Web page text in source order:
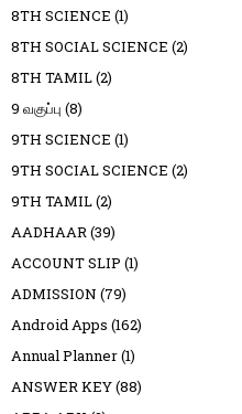
8TH SCIENCE (1)
8TH SOCIAL SCIENCE (2)
8TH TAMIL(2)
9 வகுப்பு (8)
9TH SCIENCE (1)
9TH SOCIAL SCIENCE (2)
9TH TAMIL(2)
AADHAAR(39)
ACCOUNT SLIP (1)
ADMISSION (79)
Android Apps (162)
Annual Planner(1)
ANSWER KEY(88)